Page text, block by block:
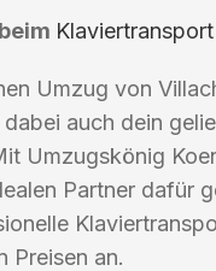
Klaviertransport
Umzug von
auch dein
Umzugskönig
Partner dafür
Preisen an.